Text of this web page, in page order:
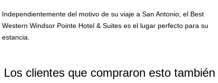
Independientemente del motivo de su viaje a San Antonio, el Best
Western Windsor Pointe Hotel & Suites es el lugar perfecto para su
estancia.
Los clientes que compraron esto también